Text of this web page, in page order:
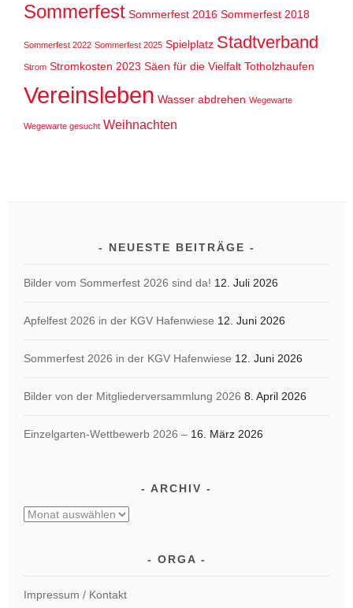
Sommerfest Sommerfest 2016 Sommerfest 2018
Sommerfest 2022 Sommerfest 2025 Spielplatz Stadtverband
Strom Stromkosten 2023 Säen für die Vielfalt Totholzhaufen
Vereinsleben Wasser abdrehen Wegewarte
Wegewarte gesucht Weihnachten
NEUESTE BEITRÄGE
Bilder vom Sommerfest 2026 sind da! 12. Juli 2026
Apfelfest 2026 in der KGV Hafenwiese 12. Juni 2026
Sommerfest 2026 in der KGV Hafenwiese 12. Juni 2026
Bilder von der Mitgliederversammlung 2026 8. April 2026
Einzelgarten-Wettbewerb 2026 – 16. März 2026
ARCHIV
Archiv
ORGA
Impressum / Kontakt